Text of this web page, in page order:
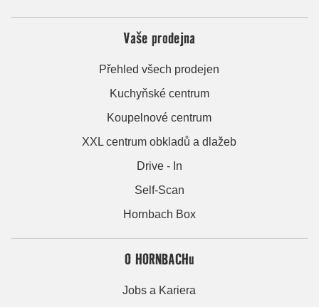
Vaše prodejna
Přehled všech prodejen
Kuchyňské centrum
Koupelnové centrum
XXL centrum obkladů a dlažeb
Drive - In
Self-Scan
Hornbach Box
O HORNBACHu
Jobs a Kariera